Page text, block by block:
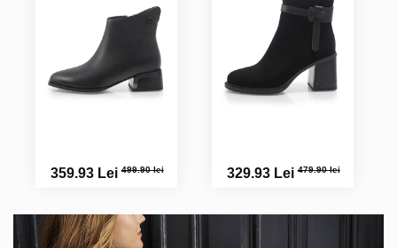
359.93 Lei499.90 lei 329.93 Lei479.90 lei